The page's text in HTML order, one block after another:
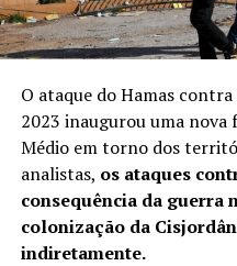
O ataque do Hamas
2023 inaugurou uma
Médio em torno dos
analistas, os ataques
consequência da guerra
colonização da
indiretamente.